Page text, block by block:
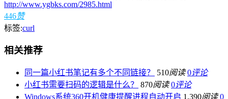
http://www.ygbks.com/2985.html
446赞
标签:curl
相关推荐
同一篇小红书笔记有多个不同链接？ 510阅读 0评论
小红书需要扫码的逻辑是什么？
870阅读 0评论
Windows系统360开机健康提醒进程自动开启 1,390阅读 0